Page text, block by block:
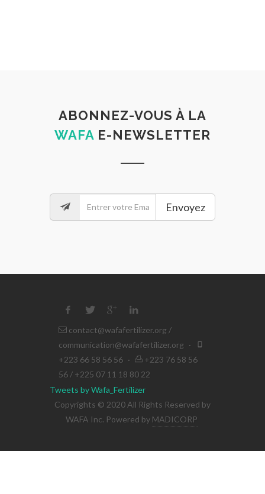
ABONNEZ-VOUS À LA
WAFA E-NEWSLETTER
Envoyez
contact@wafafertilizer.org /
communication@wafafertilizer.org ·
+223 66 58 56 56 ·
+223 76 58 56
56 / +225 07 11 18 80 22
Tweets by Wafa_Fertilizer
Copyrights © 2020 All Rights Reserved by
WAFA Inc. Powered by MADICORP